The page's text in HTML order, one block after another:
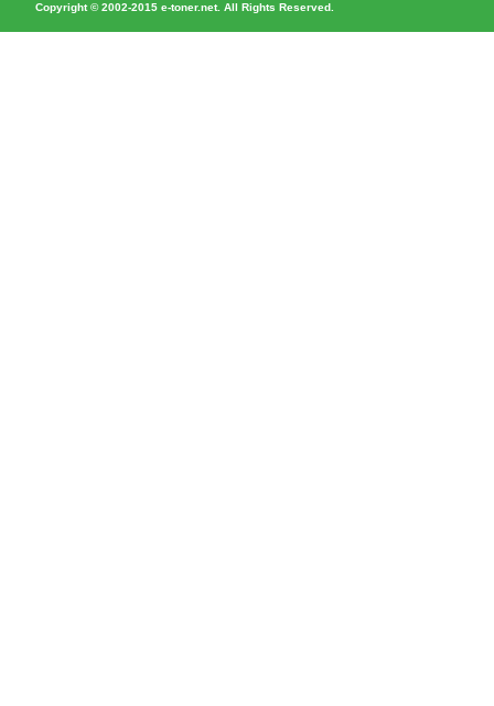
Copyright © 2002-2015 e-toner.net. All Rights Reserved.